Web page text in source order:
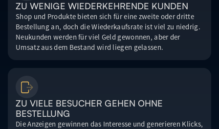
ZU WENIGE WIEDERKEHRENDE KUNDEN
Shop und Produkte bieten sich für eine zweite oder dritte
Bestellung an, doch die Wiederkaufsrate ist viel zu niedrig.
Neukunden werden für viel Geld gewonnen, aber der
Umsatz aus dem Bestand wird liegen gelassen.
ZU VIELE BESUCHER GEHEN OHNE
BESTELLUNG
Die Anzeigen gewinnen das Interesse und generieren Klicks,